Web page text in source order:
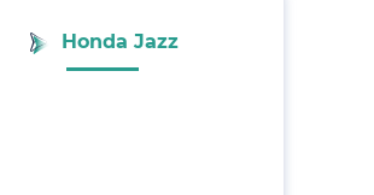
Honda Jazz